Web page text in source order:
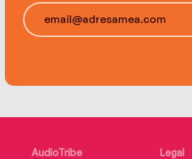
AudioTribe
Legal